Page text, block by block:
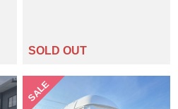
SOLD OUT
SALE